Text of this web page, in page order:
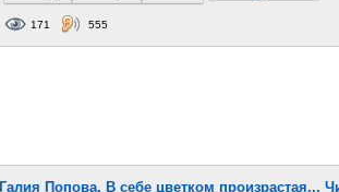
171 555
Галия Попова. В себе цветком произрастая...